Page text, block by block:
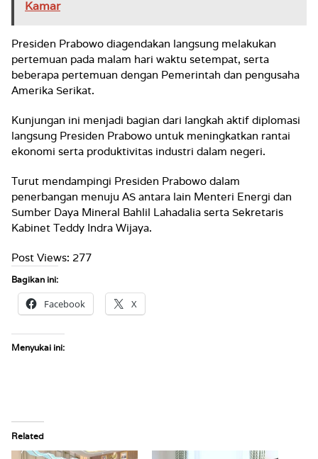
Kamar
Presiden Prabowo diagendakan langsung melakukan
pertemuan pada malam hari waktu setempat, serta
beberapa pertemuan dengan Pemerintah dan pengusaha
Amerika Serikat.
Kunjungan ini menjadi bagian dari langkah aktif diplomasi
langsung Presiden Prabowo untuk meningkatkan rantai
ekonomi serta produktivitas industri dalam negeri.
Turut mendampingi Presiden Prabowo dalam
penerbangan menuju AS antara lain Menteri Energi dan
Sumber Daya Mineral Bahlil Lahadalia serta Sekretaris
Kabinet Teddy Indra Wijaya.
Post Views: 277
Bagikan ini:
Facebook X
Menyukai ini:
Related